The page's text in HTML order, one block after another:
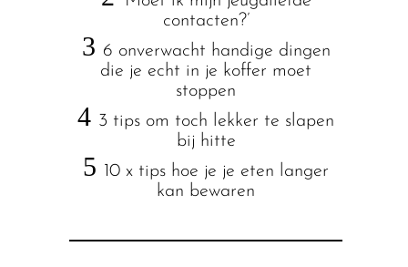
contacten?’
3 6 onverwacht handige dingen
die je echt in je koffer moet
stoppen
4 3 tips om toch lekker te slapen
bij hitte
5 10 x tips hoe je je eten langer
kan bewaren